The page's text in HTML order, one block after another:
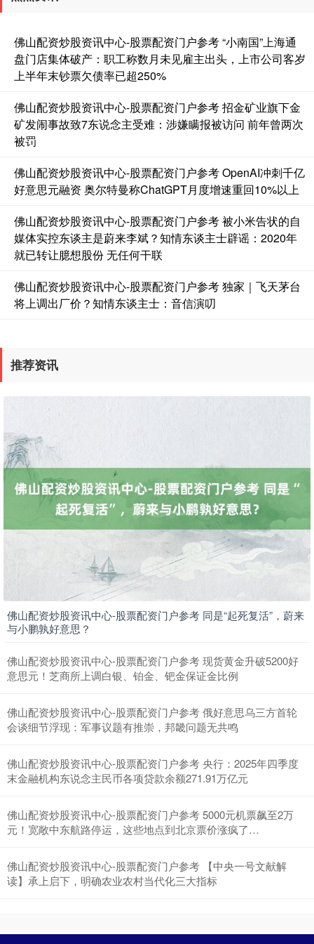
佛山配资炒股资讯中心-股票配资门户参考 “小南国”上海通
盘门店集体破产：职工称数月未见雇主出头，上市公司客岁
上半年末钞票欠债率已超250%
佛山配资炒股资讯中心-股票配资门户参考 招金矿业旗下金
矿发闹事故致7东说念主受难：涉嫌瞒报被访问 前年曾两次
被罚
佛山配资炒股资讯中心-股票配资门户参考 OpenAI冲刺千亿
好意思元融资 奥尔特曼称ChatGPT月度增速重回10%以上
佛山配资炒股资讯中心-股票配资门户参考 被小米告状的自
媒体实控东谈主是蔚来李斌？知情东谈主士辟谣：2020年
就已转让臆想股份 无任何干联
佛山配资炒股资讯中心-股票配资门户参考 独家｜飞天茅台
将上调出厂价？知情东谈主士：音信演叨
推荐资讯
佛山配资炒股资讯中心-股票配资门户参考 同是“起死复活”，蔚来
与小鹏孰好意思？
佛山配资炒股资讯中心-股票配资门户参考 现货黄金升破5200好
意思元！芝商所上调白银、铂金、钯金保证金比例
佛山配资炒股资讯中心-股票配资门户参考 俄好意思乌三方首轮
会谈细节浮现：军事议题有推崇，邦畿问题无共鸣
佛山配资炒股资讯中心-股票配资门户参考 央行：2025年四季度
末金融机构东说念主民币各项贷款余额271.91万亿元
佛山配资炒股资讯中心-股票配资门户参考 5000元机票飙至2万
元！宽敞中东航路停运，这些地点到北京票价涨疯了…
佛山配资炒股资讯中心-股票配资门户参考 【中央一号文献解
读】承上启下，明确农业农村当代化三大指标